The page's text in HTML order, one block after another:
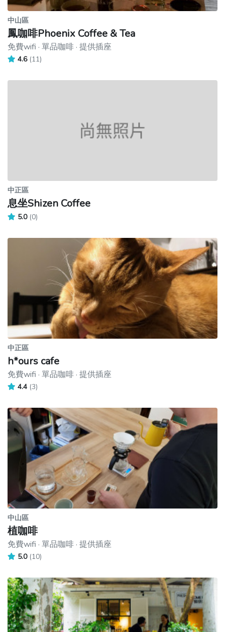
中山區
鳳咖啡Phoenix Coffee & Tea
免費wifi · 單品咖啡 · 提供插座
4.6 (11)
中正區
息坐Shizen Coffee
5.0 (0)
中正區
h*ours cafe
免費wifi · 單品咖啡 · 提供插座
4.4 (3)
中山區
植咖啡
免費wifi · 單品咖啡 · 提供插座
5.0 (10)